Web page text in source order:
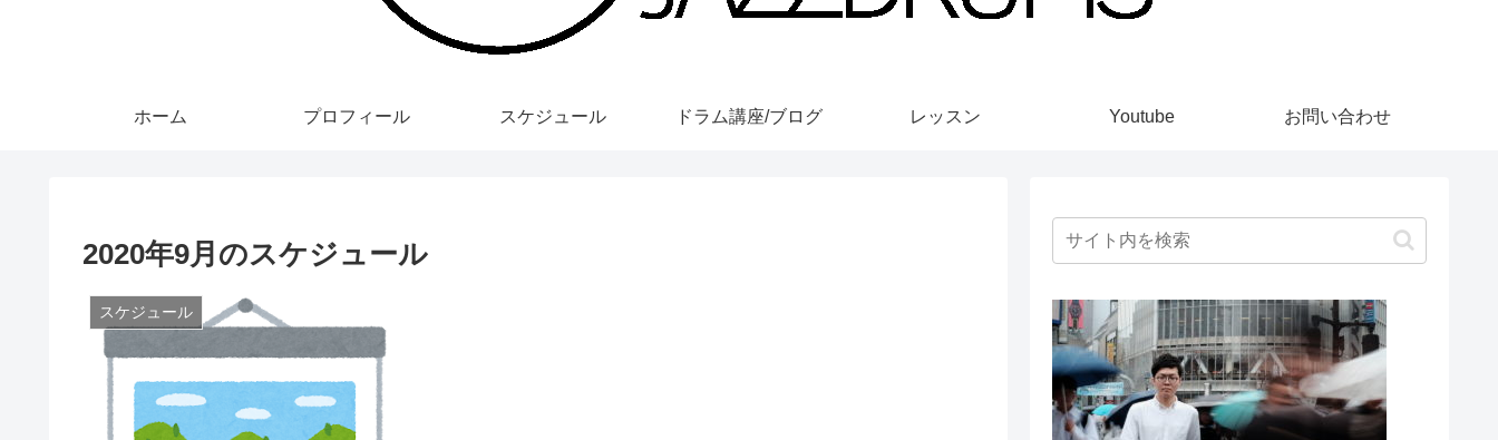
ホーム プロフィール スケジュール ドラム講座/ブログ レッスン Youtube お問い合わせ
2020年9月のスケジュール
スケジュール